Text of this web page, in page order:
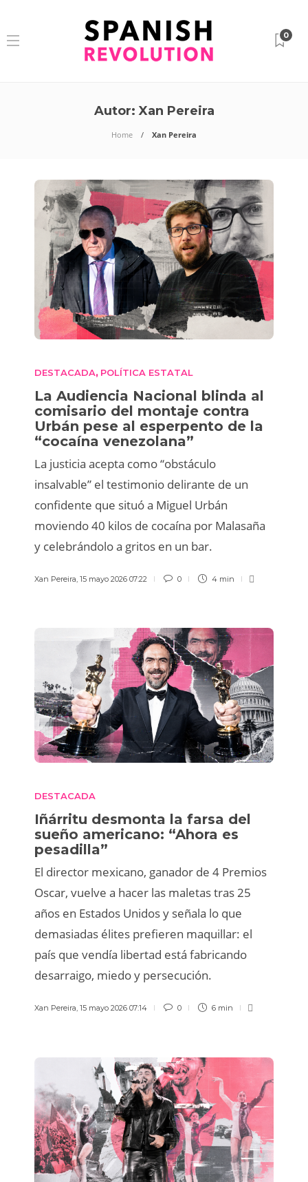
0
Autor:Xan Pereira
Home Xan Pereira
DESTACADA, POLÍTICA ESTATAL
La Audiencia Nacional blinda al
comisario del montaje contra
Urbán pese al esperpento de la
“cocaína venezolana”
La justicia acepta como “obstáculo
insalvable” el testimonio delirante de un
confidente que situó a Miguel Urbán
moviendo 40 kilos de cocaína por Malasaña
y celebrándolo a gritos en un bar.
Xan Pereira, 15 mayo 2026 07:22 0 4 min
DESTACADA
Iñárritu desmonta la farsa del
sueño americano: “Ahora es
pesadilla”
El director mexicano, ganador de 4 Premios
Oscar, vuelve a hacer las maletas tras 25
años en Estados Unidos y señala lo que
demasiadas élites prefieren maquillar: el
país que vendía libertad está fabricando
desarraigo, miedo y persecución.
Xan Pereira 15 mayo 2026 07:14 0 6 min